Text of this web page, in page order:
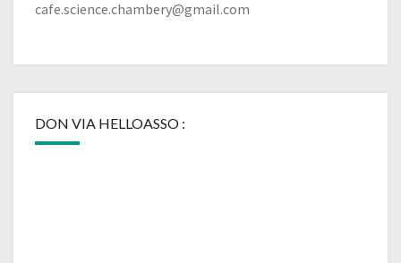
cafe.science.chambery@gmail.com
DON VIA HELLOASSO :